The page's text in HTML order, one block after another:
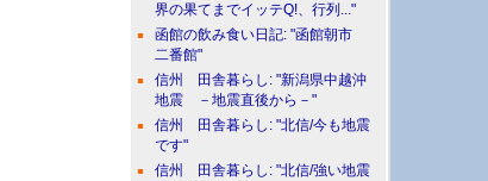
界の果てまでイッテQ!、行列..."
函館の飲み食い日記: "函館朝市
二番館"
信州 田舎暮らし: "新潟県中越沖
地震 －地震直後から－"
信州 田舎暮らし: "北信/今も地震
です"
信州 田舎暮らし: "北信/強い地震